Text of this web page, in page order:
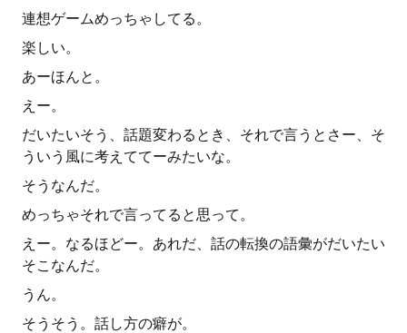
連想ゲームめっちゃしてる。
楽しい。
あーほんと。
えー。
だいたいそう、話題変わるとき、それで言うとさー、そ
ういう風に考えててーみたいな。
そうなんだ。
めっちゃそれで言ってると思って。
えー。なるほどー。あれだ、話の転換の語彙がだいたい
そこなんだ。
うん。
そうそう。話し方の癖が。